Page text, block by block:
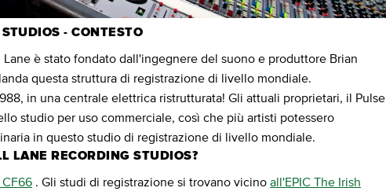
- CONTESTO
è stato fondato dall'ingegnere del suono e produttore Brian
questa struttura di registrazione di livello mondiale.
in una centrale elettrica ristrutturata! Gli attuali proprietari, il Pulse
studio per uso commerciale, così che più artisti potessero
in questo studio di registrazione di livello mondiale.
LANE RECORDING STUDIOS?
. Gli studi di registrazione si trovano vicino all'EPIC The Irish